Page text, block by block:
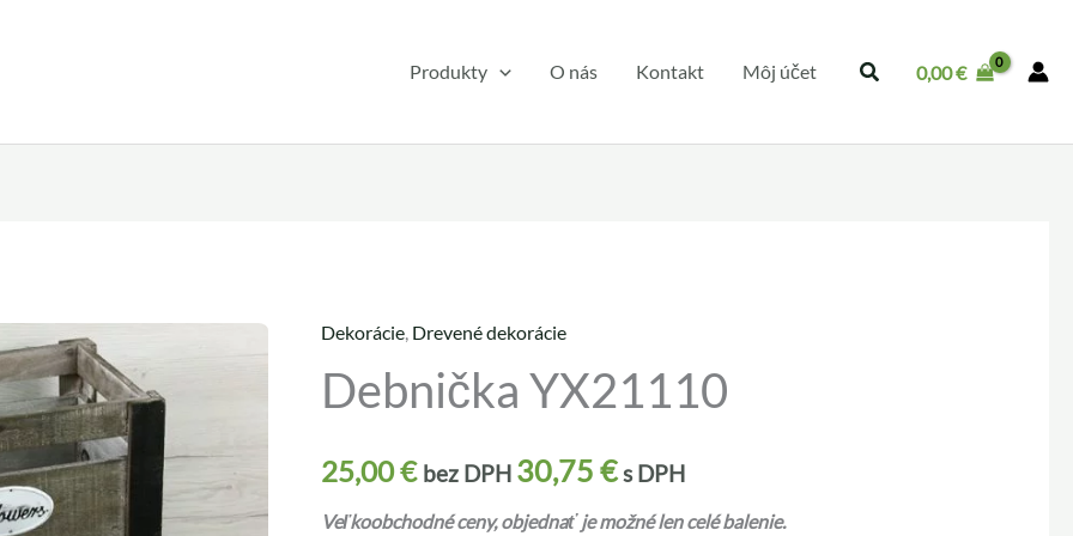
Produkty O nás Kontakt Môj účet 0,00€
Dekorácie, Drevené dekorácie
Debnička YX21110
25,00€ bez DPH 30,75 €s DPH
Veľkoobchodné ceny, objednať je možné len celé balenie.
množstvo
Debnička
YX21110